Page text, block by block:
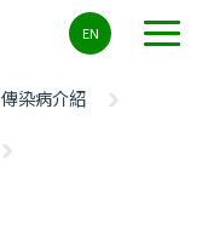
EN
傳染病介紹